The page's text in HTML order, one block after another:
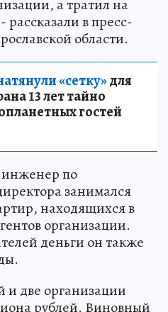
а тратил на
в пресс-
области.
«сетку»для
13 лет тайно
гостей
по
занимался
находящихся в
организации.
деньги он также
и две организации
рублей. Виновный